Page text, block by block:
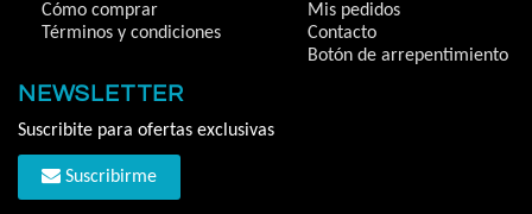
Cómo comprar
Términos y condiciones
Mis pedidos
Contacto
Botón de arrepentimiento
NEWSLETTER
Suscribite para ofertas exclusivas
Suscribirme